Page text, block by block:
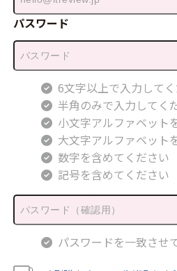
パスワード
6文字以上で入力して
半角のみで入力してく
小文字アルファベット
大文字アルファベット
数字を含めてください
記号を含めてください
パスワードを一致させ